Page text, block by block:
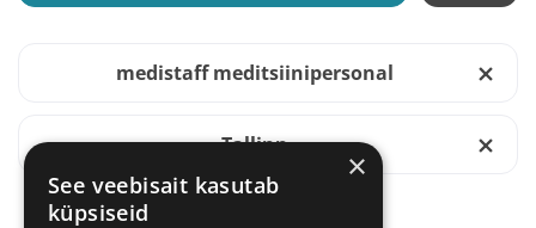
medistaff meditsiinipersonal
Tallinn
×
See veebisait kasutab
küpsiseid